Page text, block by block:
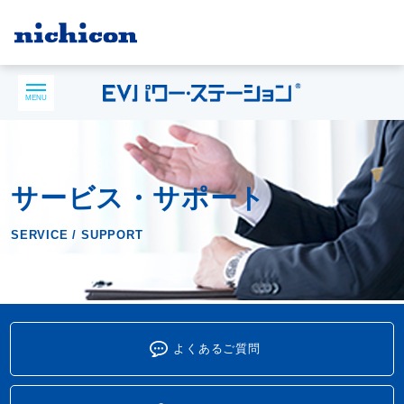
MENU
サービス・サポート
SERVICE / SUPPORT
よくあるご質問